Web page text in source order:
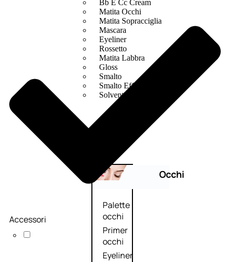
Bb E Cc Cream
Matita Occhi
Matita Sopracciglia
Mascara
Eyeliner
Rossetto
Matita Labbra
Gloss
Smalto
Smalto Effetti Speciali
Solventi Unghie
Occhi
Palette
occhi
Primer
occhi
Eyeliner
Accessori